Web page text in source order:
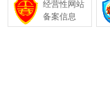
经营性网站
备案信息